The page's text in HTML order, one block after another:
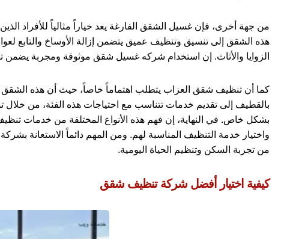
من جهة أخرى، فإن غسيل الشقق الفارغة يعد خياراً مثالياً للأفراد
هذه الشقق إلى تنسيق وتنظيف عميق يتضمن إزالة الأوساخ والتابع
الزوايا والأثاث. إن استخدام شركه غسيل شقق موثوقة ومجربة يضمن
كما أن تنظيف شقق العزاب يتطلب اهتماماً خاصاً، حيث أن هذه
بالقطيف إلى تقديم خدمات تتناسب مع احتياجات هذه الفئة، من
بشكل خاص. في النهاية، إن فهم هذه الأنواع المختلفة من خدمات
واختيار خدمة التنظيف المناسبة لهم. ومن المهم دائماً الاستعانة
من تجربة السكن وتنظيم الحياة اليومية.
كيفية اختيار أفضل شركة تنظيف شقق